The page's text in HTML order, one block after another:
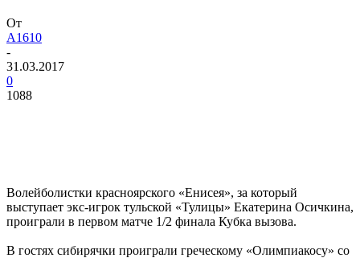
От
A1610
-
31.03.2017
0
1088
Волейболистки красноярского «Енисея», за который
выступает экс-игрок тульской «Тулицы» Екатерина Осичкина,
проиграли в первом матче 1/2 финала Кубка вызова.
В гостях сибирячки проиграли греческому «Олимпиакосу» со